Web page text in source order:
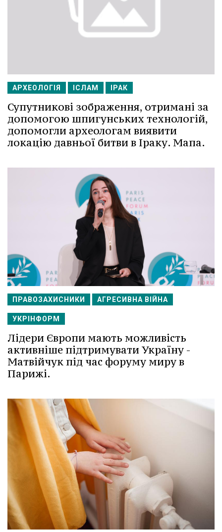
АРХЕОЛОГІЯ ІСЛАМ ІРАК
Супутникові зображення, отримані за
допомогою шпигунських технологій,
допомогли археологам виявити
локацію давньої битви в Іраку. Мапа.
ПРАВОЗАХИСНИКИ АГРЕСИВНА ВІЙНА
УКРІНФОРМ
Лідери Європи мають можливість
активніше підтримувати Україну -
Матвійчук під час форуму миру в
Парижі.